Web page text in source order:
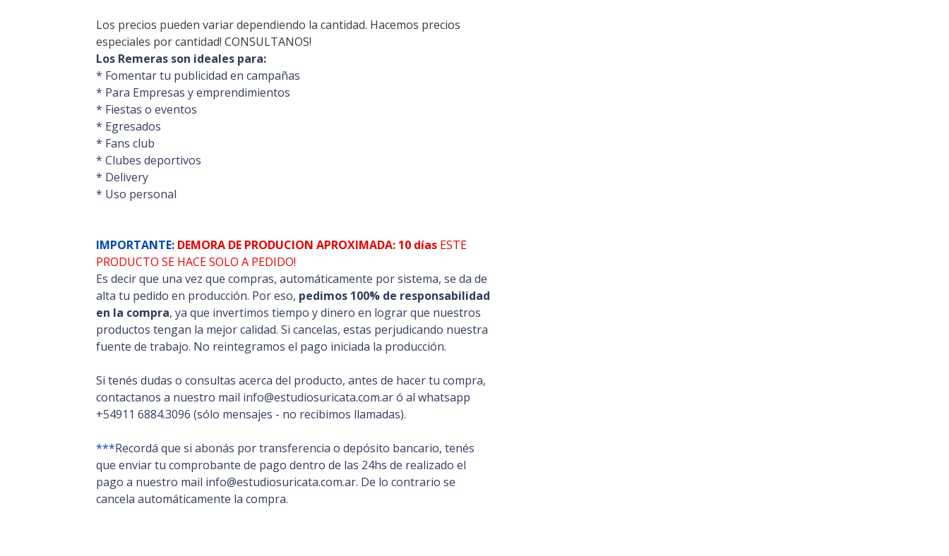
Los precios pueden variar dependiendo la cantidad. Hacemos precios
especiales por cantidad! CONSULTANOS!
Los Remeras son ideales para:
* Fomentar tu publicidad en campañas
* Para Empresas y emprendimientos
* Fiestas o eventos
* Egresados
* Fans club
* Clubes deportivos
* Delivery
* Uso personal
IMPORTANTE: DEMORA DE PRODUCION APROXIMADA: 10 días ESTE
PRODUCTO SE HACE SOLO A PEDIDO!
Es decir que una vez que compras, automáticamente por sistema, se da de
alta tu pedido en producción. Por eso, pedimos 100% de responsabilidad
en la compra, ya que invertimos tiempo y dinero en lograr que nuestros
productos tengan la mejor calidad. Si cancelas, estas perjudicando nuestra
fuente de trabajo. No reintegramos el pago iniciada la producción.
Si tenés dudas o consultas acerca del producto, antes de hacer tu compra,
contactanos a nuestro mail info@estudiosuricata.com.ar ó al whatsapp
+54911 6884.3096 (sólo mensajes - no recibimos llamadas).
***Recordá que si abonás por transferencia o depósito bancario, tenés
que enviar tu comprobante de pago dentro de las 24hs de realizado el
pago a nuestro mail info@estudiosuricata.com.ar. De lo contrario se
cancela automáticamente la compra.